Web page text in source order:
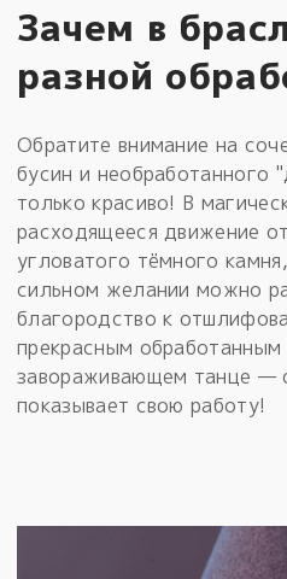
Зачем в
разной
Обратите внимание на
бусин и необработанного
только красиво! В
расходящееся движение
угловатого тёмного
сильном желании можно
благородство к
прекрасным
завораживающем танце —
показывает свою работу!